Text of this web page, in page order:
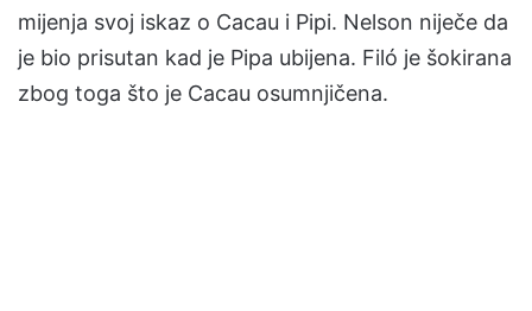
mijenja svoj iskaz o Cacau i Pipi. Nelson niječe da
je bio prisutan kad je Pipa ubijena. Filó je šokirana
zbog toga što je Cacau osumnjičena.